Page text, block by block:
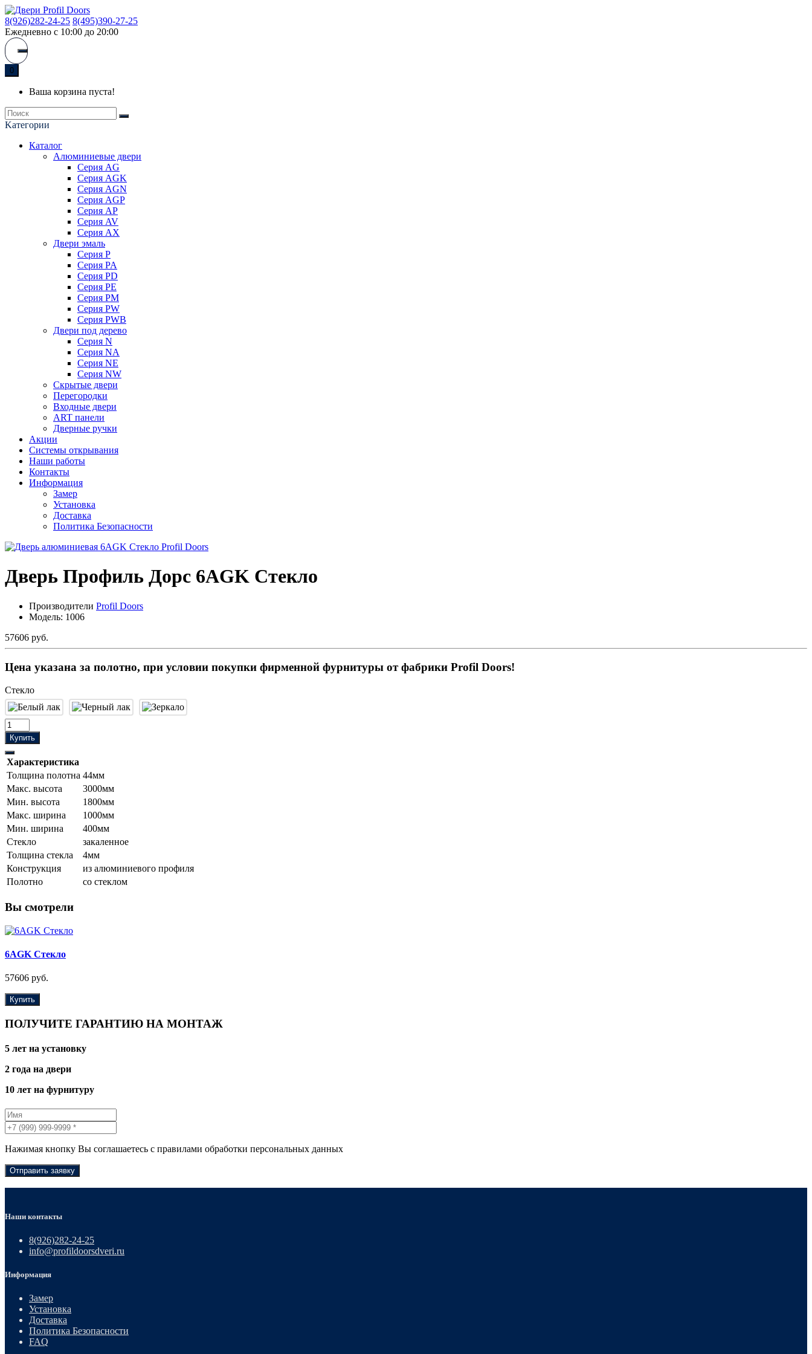
8(926)282-24-25 8(495)390-27-25
Ежедневно с 10:00 до 20:00
0
Ваша корзина пуста!
Kатегории
Каталог
Алюминиевые двери
Серия AG
Серия AGK
Серия AGN
Серия AGP
Серия AP
Серия AV
Серия AX
Двери эмаль
Серия P
Серия PA
Серия PD
Серия PE
Серия PM
Серия PW
Серия PWB
Двери под дерево
Серия N
Серия NA
Серия NE
Серия NW
Скрытые двери
Перегородки
Входные двери
ART панели
Дверные ручки
Акции
Системы открывания
Наши работы
Контакты
Информация
Замер
Установка
Доставка
Политика Безопасности
Дверь Профиль Дорс 6AGK Стекло
Производители Profil Doors
Модель: 1006
57606 руб.
Цена указана за полотно, при условии покупки фирменной фурнитуры от фабрики Profil Doors!
Стекло
Купить
Характеристика
Толщина полотна 44мм
Макс. высота
3000мм
Мин. высота
1800мм
Макс. ширина
1000мм
Мин. ширина
400мм
Стекло
закаленное
Толщина стекла
4мм
Конструкция
из алюминиевого профиля
Полотно
со стеклом
Вы смотрели
6AGK Стекло
57606 руб.
Купить
ПОЛУЧИТЕ ГАРАНТИЮ НА МОНТАЖ
5 лет на установку
2 года на двери
10 лет на фурнитуру
Нажимая кнопку Вы соглашаетесь с правилами обработки персональных данных
Отправить заявку
Наши контакты
8(926)282-24-25
info@profildoorsdveri.ru
Информация
Замер
Установка
Доставка
Политика Безопасности
FAQ